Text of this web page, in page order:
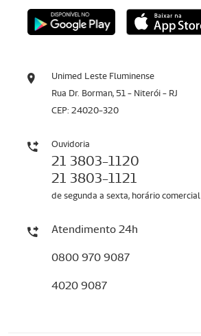
Unimed Leste Fluminense
Rua Dr. Borman, 51 - Niterói - RJ
CEP: 24020-320
Ouvidoria
21 3803-1120
21 3803-1121
de segunda a sexta, horário comercial
Atendimento 24h
0800 970 9087
4020 9087